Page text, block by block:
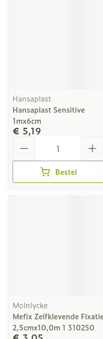
Hansaplast
Hansaplast Sensitive
1mx6cm
€ 5,19
Bestel
Molnlycke
Mefix Zelfklevende
2,5cmx10,0m 1 310250